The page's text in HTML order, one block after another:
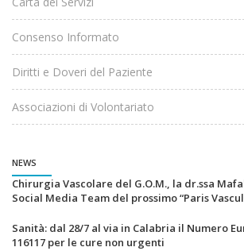
Consenso Informato
Diritti e Doveri del Paziente
Associazioni di Volontariato
NEWS
Chirurgia Vascolare del G.O.M., la dr.ssa
Social Media Team del prossimo “Paris
Sanità: dal 28/7 al via in Calabria il Numero
116117 per le cure non urgenti